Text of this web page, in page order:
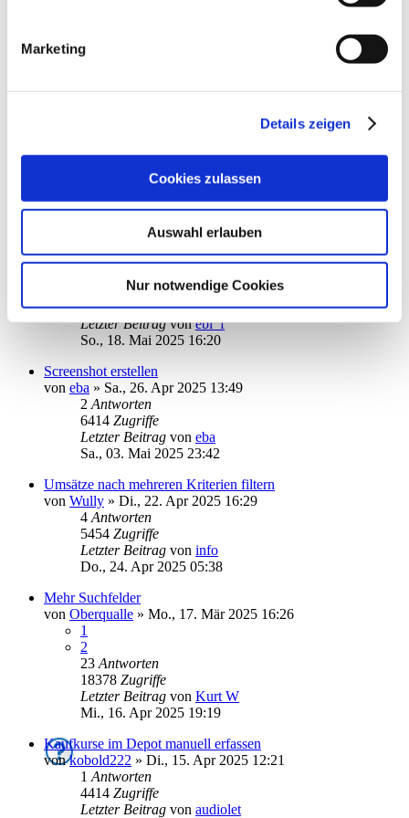
Marketing
Details zeigen
Cookies zulassen
Auswahl erlauben
Nur notwendige Cookies
2
Letzter BeitragvonPapakai
Antworten
Letzter Beitragvonerbhofbauer
Mi., 21. Mai 2025 08:01
Passwort Problem
Antworten
4433Zugriffe
Letzter Beitragvonebi_f
So., 18. Mai 2025 16:20
Screenshot erstellen
von eba » Sa., 26. Apr 2025 13:49
2 Antworten
6414 Zugriffe
Letzter Beitrag von eba
Sa., 03. Mai 2025 23:42
Umsätze nach mehreren Kriterien filtern
von Wully » Di., 22. Apr 2025 16:29
4 Antworten
5454 Zugriffe
Letzter Beitrag von info
Do., 24. Apr 2025 05:38
Mehr Suchfelder
von Oberqualle » Mo., 17. Mär 2025 16:26
1
2
23 Antworten
18378 Zugriffe
Letzter Beitrag von Kurt W
Mi., 16. Apr 2025 19:19
Kaufkurse im Depot manuell erfassen
vonkobold222 » Di., 15. Apr 2025 12:21
1 Antworten
4414 Zugriffe
Letzter Beitrag von audiolet